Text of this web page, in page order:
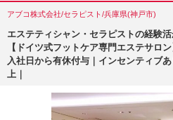
アブコ株式会社/セラピスト/兵庫県(神戸市)
エステティシャン・セラピストの経験
【ドイツ式フットケア専門エステサロ
入社日から有休付与｜インセンティブ
上｜